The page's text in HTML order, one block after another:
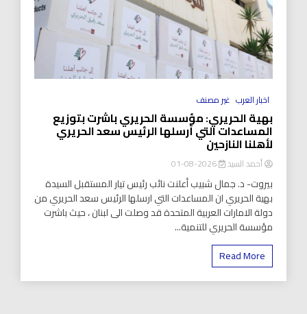
اخبار العرب غير مصنف
بهية الحريري: مؤسسة الحريري باشرت بتوزيع
المساعدات التي أرسلها الرئيس سعد الحريري
لأهلنا النازحين
أحمد السيد 2026-08-01
بيروت- د. جمال شبيب أعلنت نائب رئيس تيار المستقبل السيدة
بهية الحريري ان المساعدات التي ارسلها الرئيس سعد الحريري من
دولة الامارات العربية المتحدة قد وصلت الى لبنان ، حيث باشرت
مؤسسة الحريري للتنمية...
Read More